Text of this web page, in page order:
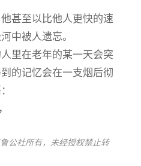
甚至以比他人更快的速
中被人遗忘。
里在老年的某一天会突
的记忆会在一支烟后彻
公社所有，未经授权禁止转